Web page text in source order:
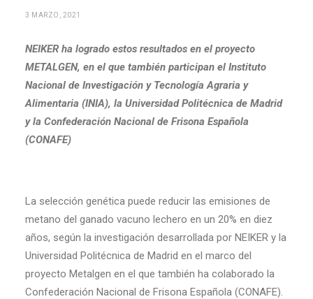
3 MARZO, 2021
NEIKER ha logrado estos resultados en el proyecto
METALGEN, en el que también participan el Instituto
Nacional de Investigación y Tecnología Agraria y
Alimentaria (INIA), la Universidad Politécnica de Madrid
y la Confederación Nacional de Frisona Española
(CONAFE)
La selección genética puede reducir las emisiones de
metano del ganado vacuno lechero en un 20% en diez
años, según la investigación desarrollada por NEIKER y la
Universidad Politécnica de Madrid en el marco del
proyecto Metalgen en el que también ha colaborado la
Confederación Nacional de Frisona Española (CONAFE).